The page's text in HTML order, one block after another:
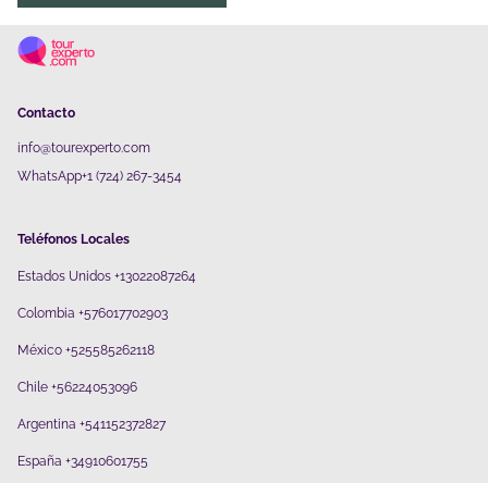
Contacto
info@tourexperto.com
WhatsApp+1 (724) 267-3454
Teléfonos Locales
Estados Unidos +13022087264
Colombia +576017702903
México +525585262118
Chile +56224053096
Argentina +541152372827
España +34910601755